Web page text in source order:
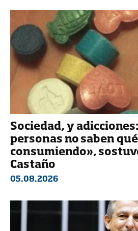
Sociedad, y
personas no saben
consumiendo»,
Castaño
05.08.2026